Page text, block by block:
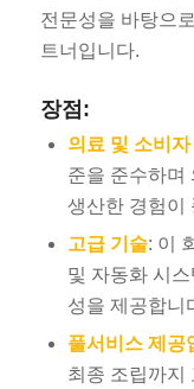
전문성을 바탕으
트너입니다.
장점:
의료 및 소비자
준을 준수하며
생산한 경험이
고급 기술: 이
및 자동화 시
성을 제공합니
풀서비스 제공
최종 조립까지